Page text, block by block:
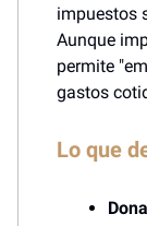
impuestos
Aunque
permite
gastos
Lo que